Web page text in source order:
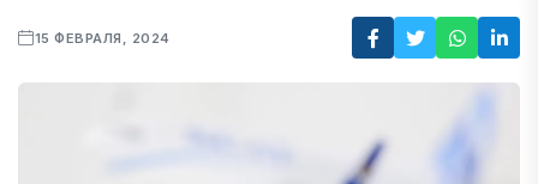
15 ФЕВРАЛЯ, 2024